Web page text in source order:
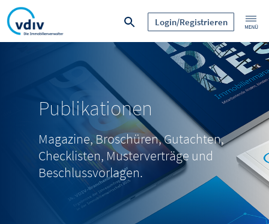
Login/Registrieren
Publikationen
Magazine, Broschüren, Gutachten,
Checklisten, Musterverträge und
Beschlussvorlagen.